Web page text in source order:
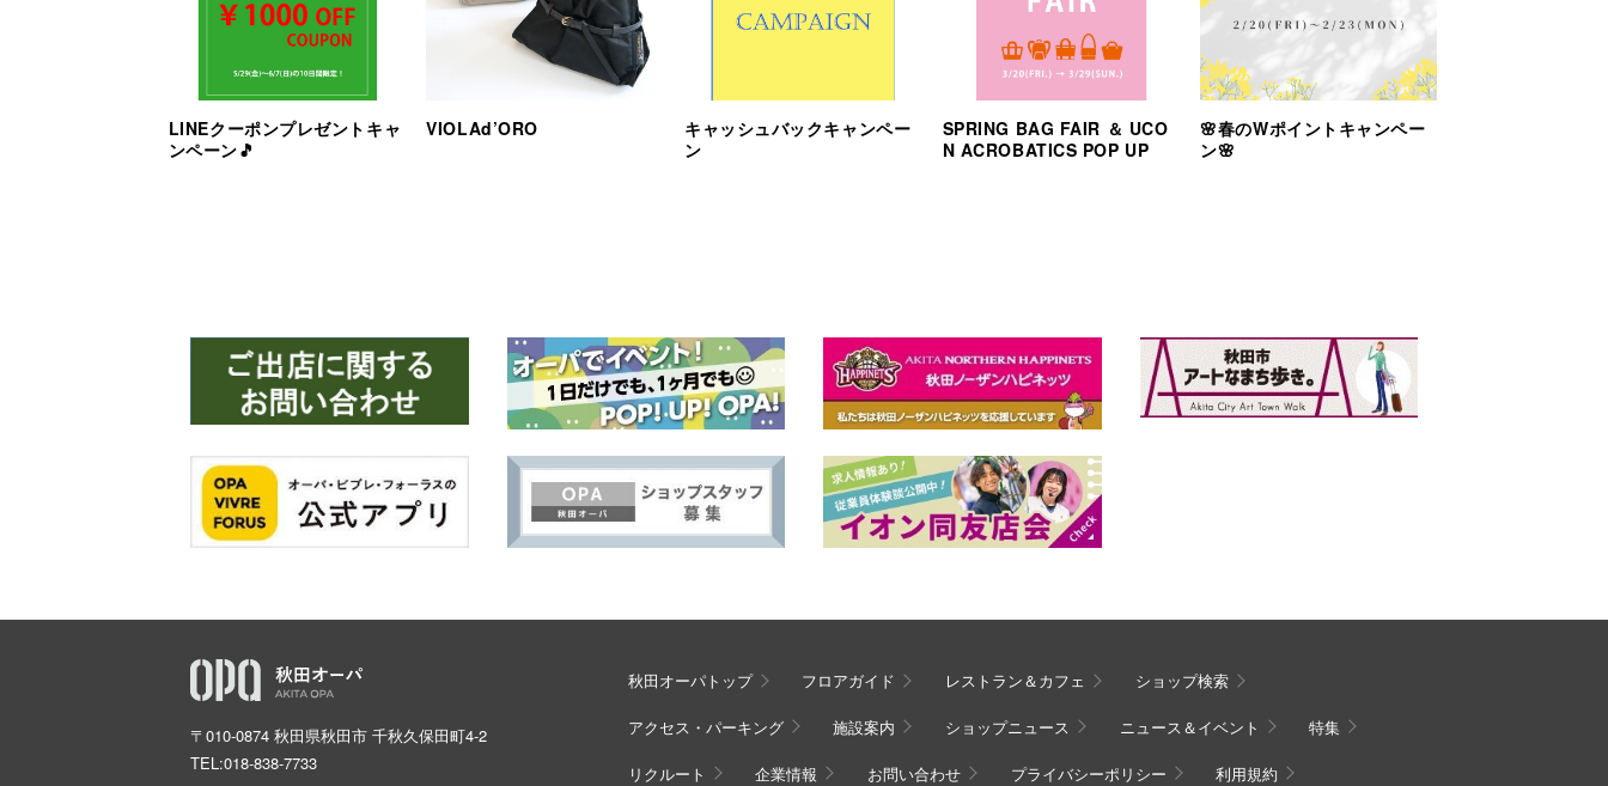
LINEクーポンプレゼントキャ
ンペーン🎵
VIOLAd’ORO
キャッシュバックキャンペー
ン
SPRING BAG FAIR ＆ UCO
N ACROBATICS POP UP
🌸春のWポイントキャンペー
ン🌸
〒010-0874 秋田県秋田市 千秋久保田町4-2
TEL:018-838-7733
秋田オーパトップ フロアガイド レストラン＆カフェ ショップ検索
アクセス・パーキング 施設案内 ショップニュース ニュース＆イベント 特集
リクルート 企業情報 お問い合わせ プライバシーポリシー 利用規約